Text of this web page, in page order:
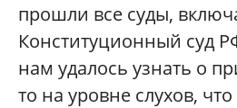
прошли все суды,
Конституционный суд
нам удалось узнать о
то на уровне слухов,